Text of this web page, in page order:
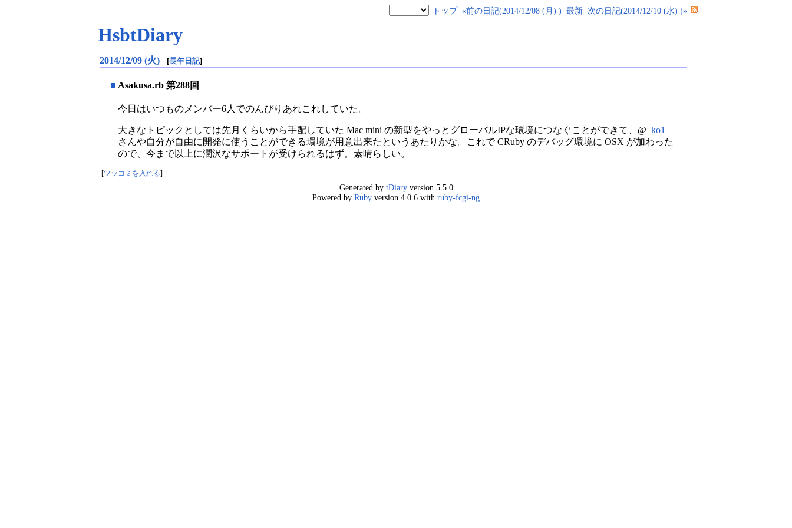
トップ «前の日記(2014/12/08 (月) ) 最新 次の日記(2014/12/10 (水) )»
HsbtDiary
2014/12/09 (火) [長年日記]
■ Asakusa.rb 第288回
今日はいつものメンバー6人でのんびりあれこれしていた。
大きなトピックとしては先月くらいから手配していた Mac mini の新型をやっとグローバルIPな環境につなぐことができて、@ _ko1
さんや自分が自由に開発に使うことができる環境が用意出来たというあたりかな。これで CRuby のデバッグ環境に OSX が加わった
ので、今まで以上に潤沢なサポートが受けられるはず。素晴らしい。
[ツッコミを入れる]
Generated by tDiaryversion 5.5.0
Powered by Ruby version 4.0.6 with ruby-fcgi-ng